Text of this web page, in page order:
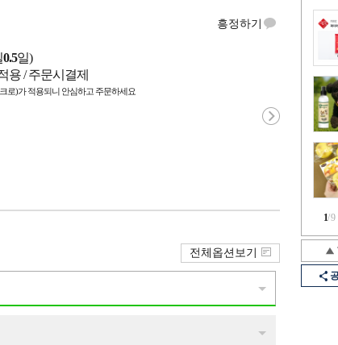
1/9
흥정하기
0.5일)
용 / 주문시결제
로)가 적용되니 안심하고 주문하세요
전체옵션보기